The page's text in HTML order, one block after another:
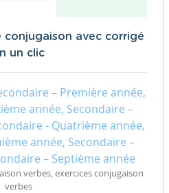
conjugaison avec corrigé
un clic
– Première année,
année, Secondaire –
- Quatrième année,
année, Secondaire –
– Septième année
verbes, exercices conjugaison
verbes